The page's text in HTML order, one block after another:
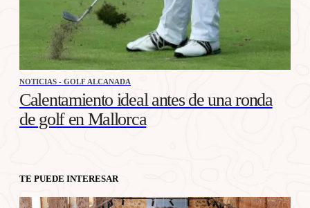
NOTICIAS - GOLF ALCANADA
Calentamiento ideal antes de una ronda
de golf en Mallorca
TE PUEDE INTERESAR